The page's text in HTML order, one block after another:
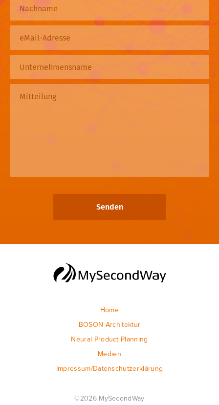
Home
BOSON Architektur
Neural Product Planning
Medien
Impressum/Datenschutzerklärung
©2026 MySecondWay